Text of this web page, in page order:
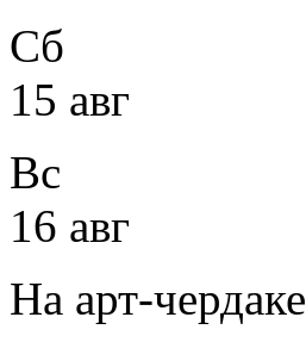
Сб
15 авг
Вс
16 авг
На арт-чердаке